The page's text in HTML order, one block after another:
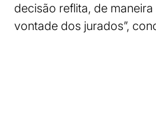
decisão reflita, de
vontade dos jurados”,